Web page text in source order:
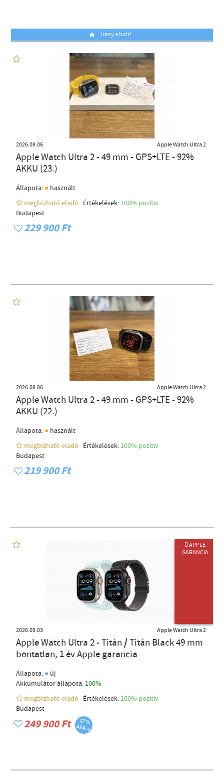
Irány a bolt!
2026.08.06 Apple Watch Ultra 2
Apple Watch Ultra 2 - 49 mm - GPS+LTE - 92%
AKKU (23.)
Állapota: ● használt
megbízható eladó
Értékelések: 100% pozítiv
Budapest
229 900 Ft
2026.08.06 Apple Watch Ultra 2
Apple Watch Ultra 2 - 49 mm - GPS+LTE - 92%
AKKU (22.)
Állapota: ● használt
megbízható eladó
Értékelések: 100% pozítiv
Budapest
219 900 Ft
 APPLE
GARANCIA
2026.08.03 Apple Watch Ultra 2
Apple Watch Ultra 2 - Titán / Titán Black 49 mm
bontatlan, 1 év Apple garancia
Állapota: ● új
Akkumulátor állapota: 100%
megbízható eladó
Értékelések: 100% pozítiv
Budapest
249 900 Ft